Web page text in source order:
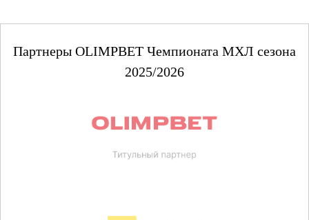
Партнеры OLIMPBET Чемпионата МХЛ сезона
2025/2026